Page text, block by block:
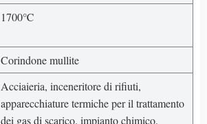
1700℃
Corindone mullite
Acciaieria, inceneritore di rifiuti,
apparecchiature termiche per il trattamento
dei gas di scarico, impianto chimico,